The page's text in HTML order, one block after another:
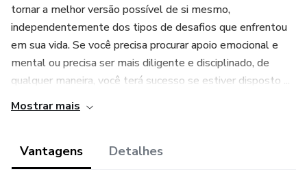
tornar a melhor versão possível de si mesmo,
independentemente dos tipos de desafios que enfrentou
em sua vida. Se você precisa procurar apoio emocional e
mental ou precisa ser mais diligente e disciplinado, de
qualquer maneira, você terá sucesso se estiver disposto ...
Mostrar mais
Vantagens Detalhes